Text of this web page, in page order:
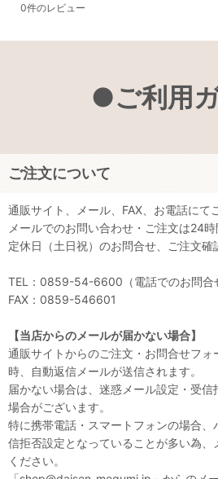
0件のレビュー
●ご利用
ご注文について
通販サイト、メール、FAX、お電話にて
メールでのお問い合わせ・ご注文は24時
定休日（土日祝）のお問合せ、ご注文確
TEL：0859-54-6600（電話でのお問合
FAX：0859-546601
【当店からのメールが届かない場合】
通販サイトからのご注文・お問合せフォ
時、自動返信メールが送信されます。
届かない場合は、迷惑メール設定・受
場合がございます。
特に携帯電話・スマートフォンの場合、
信拒否設定となっていることが多い為
ください。